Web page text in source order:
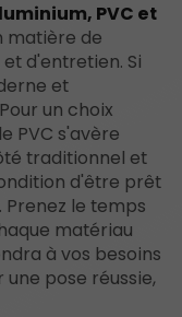
PVC et
matière de
d'entretien. Si
et
un choix
PVC s'avère
traditionnel et
d'être prêt
le temps
matériau
à vos besoins
pose réussie,